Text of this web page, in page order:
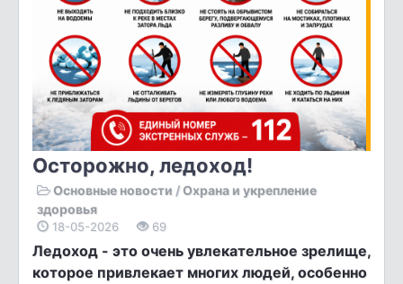
Осторожно, ледоход!
Основные новости / Охрана и укрепление
здоровья
18-05-2026 69
Ледоход - это очень увлекательное зрелище,
которое привлекает многих людей, особенно